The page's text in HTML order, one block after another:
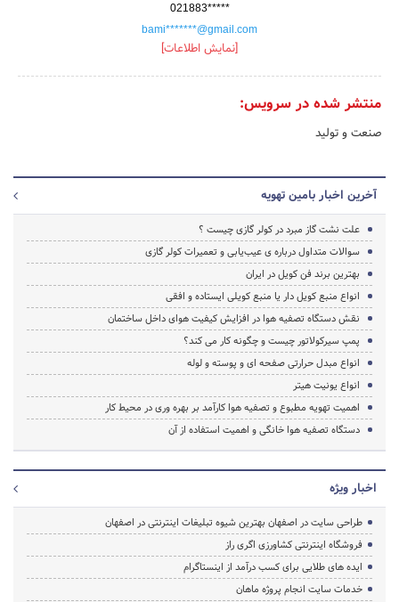
021883*****
bami*******@gmail.com
[نمایش اطلاعات]
منتشر شده در سرویس:
صنعت و تولید
آخرین اخبار بامین تهویه
علت نشت گاز مبرد در کولر گازی چیست ؟
سوالات متداول درباره ی عیب‌یابی و تعمیرات کولر گازی
بهترین برند فن کویل در ایران
انواع منبع کویل دار یا منبع کویلی ایستاده و افقی
نقش دستگاه تصفیه هوا در افزایش کیفیت هوای داخل ساختمان
پمپ سیرکولاتور چیست و چگونه کار می کند؟
انواع مبدل حرارتی صفحه ای و پوسته و لوله
انواع یونیت هیتر
اهمیت تهویه مطبوع و تصفیه هوا کارآمد بر بهره وری در محیط کار
دستگاه تصفیه هوا خانگی و اهمیت استفاده از آن
اخبار ویژه
طراحی سایت در اصفهان بهترین شیوه تبلیغات اینترنتی در اصفهان
فروشگاه اینترنتی کشاورزی اگری راز
ایده های طلایی برای کسب درآمد از اینستاگرام
خدمات سایت انجام پروژه ماهان